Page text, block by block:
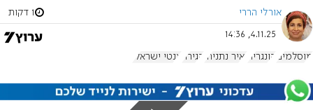
אורלי הררי 1 דקות
4.11.25, 14:36
מוסלמים הונגריה יאיר נתניהו הגירה אנטי ישראלי